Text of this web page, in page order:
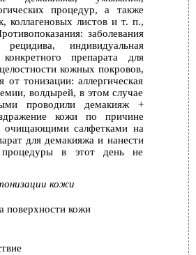
процедур, а также
коллагеновых листов и т. п.,
заболевания
индивидуальная
препарата для
кожных покровов,
тонизации: аллергическая
волдырей, в этом случае
проводили демакияж +
кожи по причине
очищающими салфетками на
для демакияжа и нанести
в этот день не
кожи
поверхности кожи